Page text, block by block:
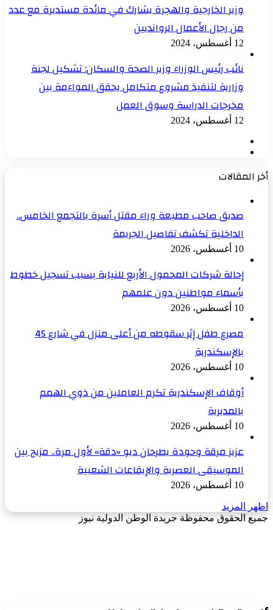
وزير الخارجية والهجرة يشارك في مائدة مستديرة مع عدد
من رجال الأعمال الروانديين
12 أغسطس، 2024
نائب رئيس الوزراء وزير الصحة والسكان: تشكيل لجنة
وزارية لتنفيذ مشروع متكامل يحقق المواءمة بين
مخرجات الدراسة وسوق العمل
12 أغسطس، 2024
أخر المقالات
صديق صاحب مطبعة وراء مقتل أسرة بالتجمع الخامس..
الداخلية تكشف تفاصيل الجريمة
10 أغسطس، 2026
إحالة شركات المحمول الأربع للنيابة بسبب تسجيل خطوط
بأسماء مواطنين دون علمهم
10 أغسطس، 2026
مصرع طفل إثر سقوطه من أعلى منزل في شارع 45
بالإسكندرية
10 أغسطس، 2026
أوقاف الإسكندرية تكرم العاملين من ذوي الهمم
بالمديرية
10 أغسطس، 2026
عزيز مرقة وحودة يطرحان ديو «دقة» لأول مرة.. مزيج بين
الموسيقى العصرية والإيقاعات الشعبية
10 أغسطس، 2026
اظهر المزيد
جميع الحقوق محفوظة جريدة الوطن الدولية نيوز